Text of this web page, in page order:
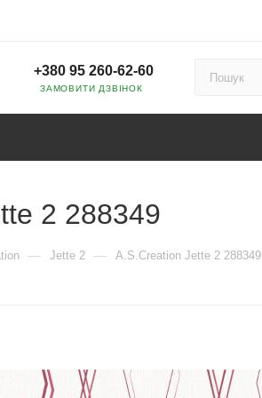
+380 95 260-62-60
ЗАМОВИТИ ДЗВІНОК
2 288349
— Jette 2 — A.S.Creation Jette 2 288349